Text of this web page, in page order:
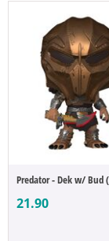
Predator - Dek w/ Bud
21.90